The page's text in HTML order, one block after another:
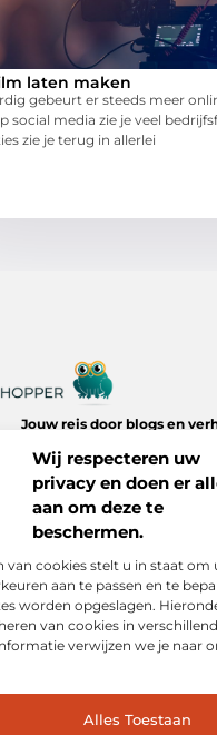
Wij respecteren uw
privacy en doen er
aan om deze te
beschermen.
van cookies stelt u in staat om
aan te passen en te
worden opgeslagen.
van cookies in
verwijzen we je naar
Alles Toestaan
laten maken
gebeurt er steeds meer
social media zie je veel
zie je terug in allerlei
Jouw reis door blogs en
dagelijks leven op
Cookiebeleid